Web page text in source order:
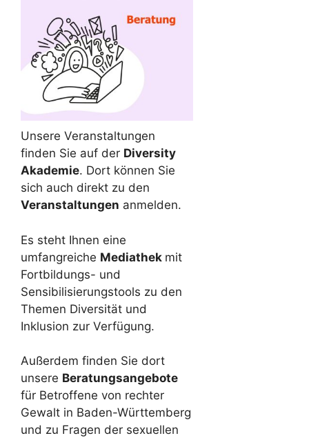
Unsere Veranstaltungen
finden Sie auf der Diversity
Akademie. Dort können Sie
sich auch direkt zu den
Veranstaltungen anmelden.
Es steht Ihnen eine
umfangreiche Mediathek mit
Fortbildungs- und
Sensibilisierungstools zu den
Themen Diversität und
Inklusion zur Verfügung.
Außerdem finden Sie dort
unsere Beratungsangebote
für Betroffene von rechter
Gewalt in Baden-Württemberg
und zu Fragen der sexuellen